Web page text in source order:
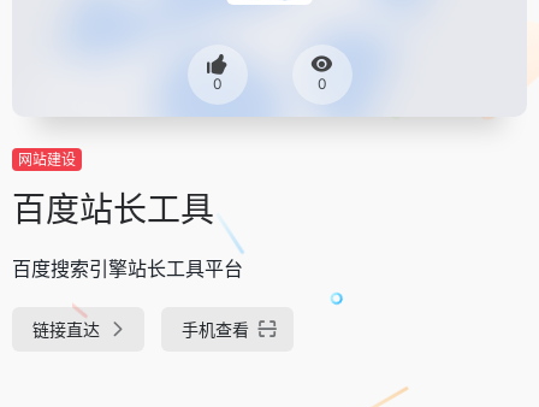
0 0
网站建设
百度站长工具
百度搜索引擎站长工具平台
链接直达 手机查看